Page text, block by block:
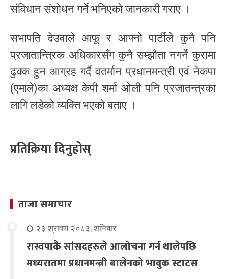
संविधान संशोधन गर्ने भनिएको जानकारी गराए ।
सभापति देउवाले आफू र आफ्नो पार्टीले कुनै पनि
प्रजातान्त्रिक अधिकारसँग कुनै सम्झौता नगर्ने कुरामा
ढुक्क हुन आग्रह गर्दै वतर्मान प्रधानमन्त्री एवं नेकपा
(एमाले)का अध्यक्ष केपी शर्मा ओली पनि प्रजातन्त्रका
लागि लडेको व्यक्ति भएको बताए ।
प्रतिक्रिया दिनुहोस्
ताजा समाचार
२३ श्रावण २०८३, शनिबार
रास्वपाकै सांसदहरुले आलोचना गर्न थालेपछि
मध्यरातमा प्रधानमन्त्री बालेनको भावुक स्टाटस